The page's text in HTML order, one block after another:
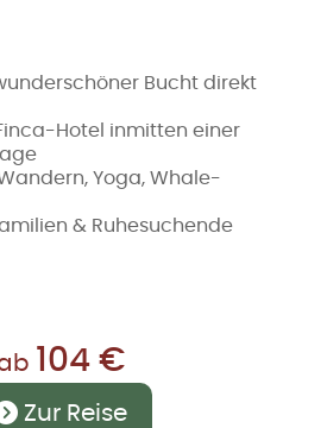
Bucht direkt
Hotel inmitten einer
Yoga, Whale-
& Ruhesuchende
104 €
Zur Reise